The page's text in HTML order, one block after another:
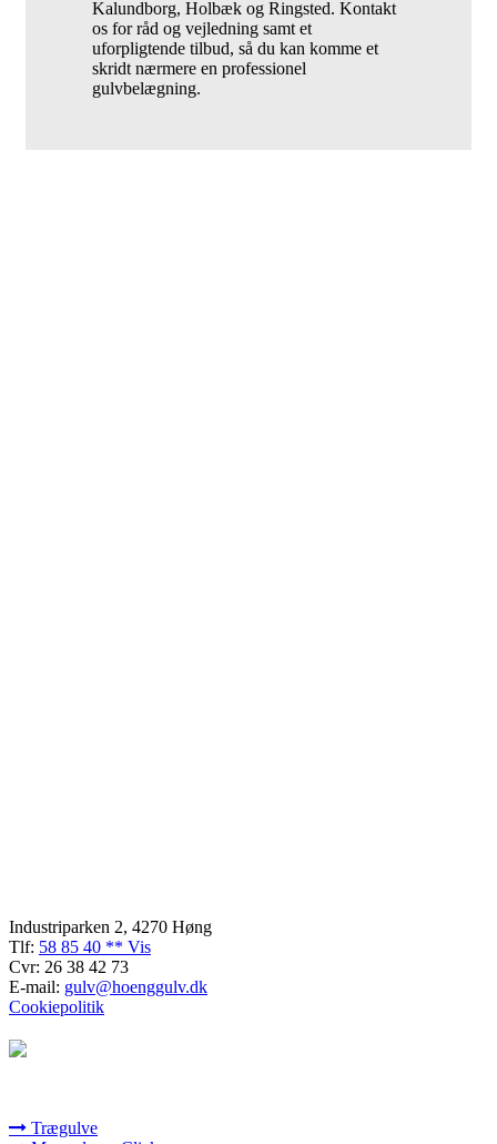
Kalundborg, Holbæk og Ringsted. Kontakt
os for råd og vejledning samt et
uforpligtende tilbud, så du kan komme et
skridt nærmere en professionel
gulvbelægning.
Industriparken 2, 4270 Høng
Tlf: 58 85 40 ** Vis
Cvr: 26 38 42 73
E-mail: gulv@hoenggulv.dk
Cookiepolitik
Trægulve